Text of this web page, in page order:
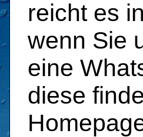
reicht es
wenn Sie
eine
diese